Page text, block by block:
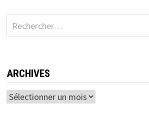
Rechercher :
ARCHIVES
Archives